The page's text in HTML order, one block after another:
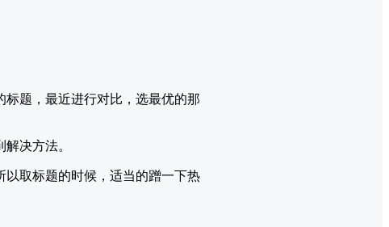
题，最近进行对比，选最优的那
决方法。
取标题的时候，适当的蹭一下热